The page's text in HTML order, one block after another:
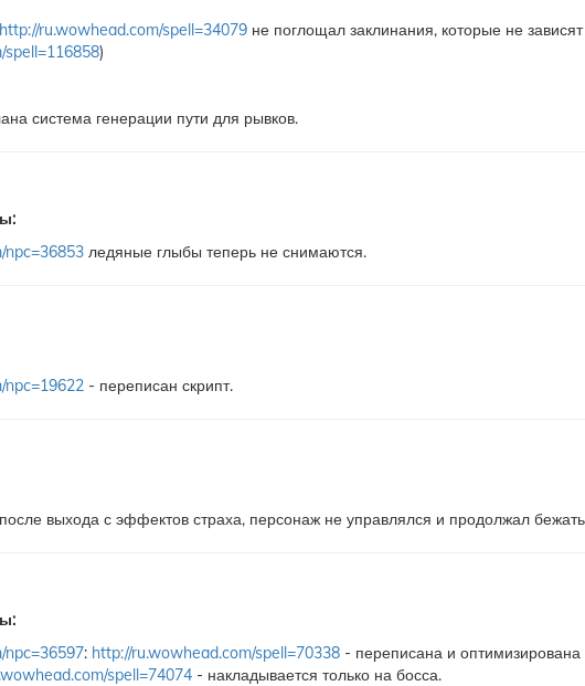
http://ru.wowhead.com/spell=34079 не поглощал заклинания, которые не
spell=116858)
система генерации пути для рывков.
npc=36853 ледяные глыбы теперь не снимаются.
npc=19622 - переписан скрипт.
выхода с эффектов страха, персонаж не управлялся и продолжал
npc=36597: http://ru.wowhead.com/spell=70338 - переписана и
spell=74074 - накладывается только на босса.